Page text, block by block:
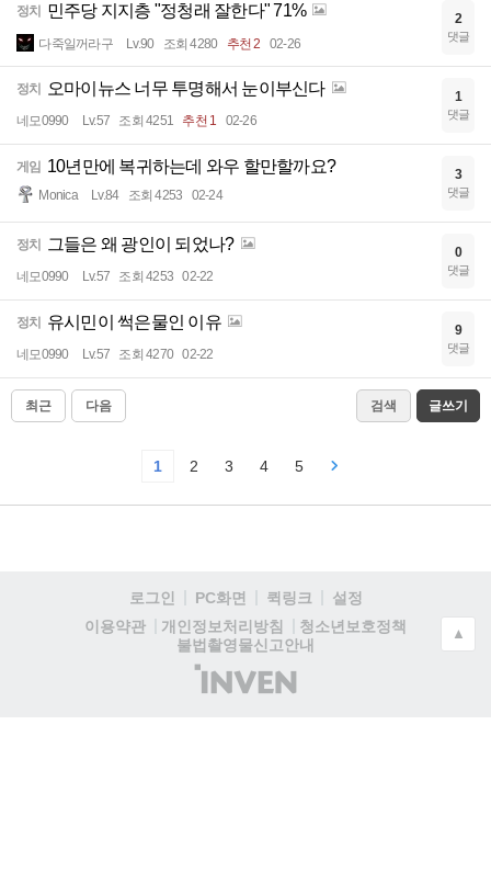
정치 민주당 지지층 "정청래 잘한다" 71%
다죽일꺼라구 Lv.90 조회 4280 추천 2 02-26
2
댓글
정치 오마이뉴스 너무 투명해서 눈이부신다
네모0990 Lv.57 조회 4251 추천 1 02-26
1
댓글
게임 10년만에 복귀하는데 와우 할만할까요?
Monica Lv.84 조회 4253 02-24
3
댓글
정치 그들은 왜 광인이 되었나?
네모0990 Lv.57 조회 4253 02-22
0
댓글
정치 유시민이 썩은물인 이유
네모0990 Lv.57 조회 4270 02-22
9
댓글
최근 다음 검색 글쓰기
1 2 3 4 5
로그인 PC화면 퀵링크
설정
이용약관
개인정보처리방침
청소년보호정책
불법촬영물신고안내
(주)
인
▲